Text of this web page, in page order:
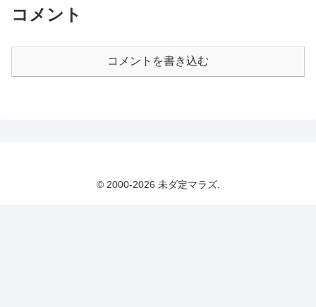
コメント
コメントを書き込む
© 2000-2026 未ダ定マラズ.